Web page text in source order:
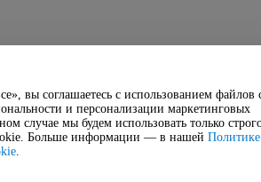
вы соглашаетесь с использованием файлов
и персонализации маркетинговых
случае мы будем использовать только
Больше информации — в нашей
.